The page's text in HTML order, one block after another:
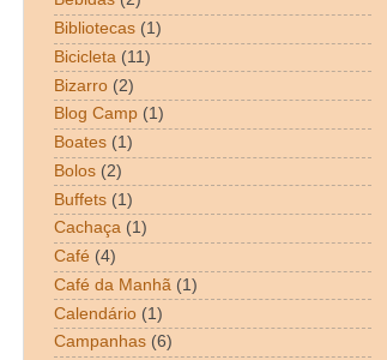
Bibliotecas (1)
Bicicleta (11)
Bizarro (2)
Blog Camp (1)
Boates (1)
Bolos (2)
Buffets (1)
Cachaça (1)
Café (4)
Café da Manhã (1)
Calendário (1)
Campanhas (6)